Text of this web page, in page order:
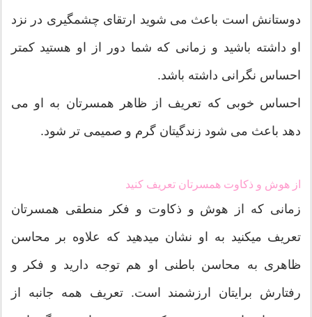
دوستانش است باعث می شوید ارتقای چشمگیری در نزد
او داشته باشید و زمانی که شما دور از او هستید کمتر
احساس نگرانی داشته باشد.
احساس خوبی که تعریف از ظاهر همسرتان به او می
دهد باعث می شود زندگیتان گرم و صمیمی تر شود.
از هوش و ذکاوت همسرتان تعریف کنید
زمانی که از هوش و ذکاوت و فکر منطقی همسرتان
تعریف میکنید به او نشان میدهید که علاوه بر محاسن
ظاهری به محاسن باطنی او هم توجه دارید و فکر و
رفتارش برایتان ارزشمند است. تعریف همه جانبه از